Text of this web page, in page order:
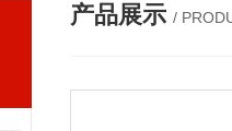
产品展示 /